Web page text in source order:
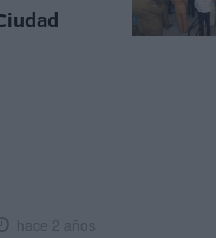
hace 2 años